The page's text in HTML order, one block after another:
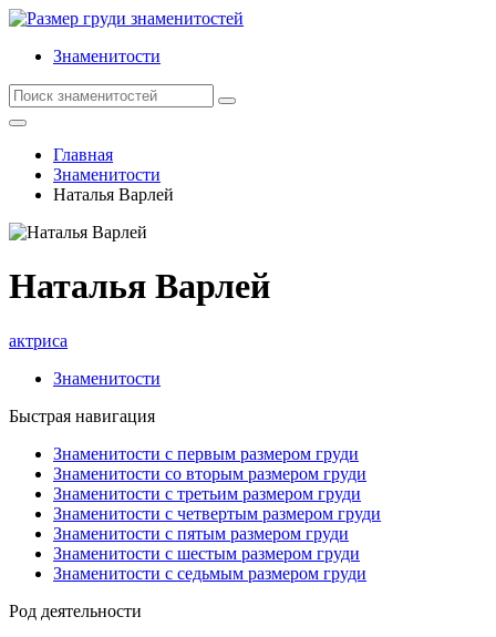
Знаменитости
Главная
Знаменитости
Наталья Варлей
Наталья Варлей
актриса
Знаменитости
Быстрая навигация
Знаменитости с первым размером груди
Знаменитости со вторым размером груди
Знаменитости с третьим размером груди
Знаменитости с четвертым размером груди
Знаменитости с пятым размером груди
Знаменитости с шестым размером груди
Знаменитости с седьмым размером груди
Род деятельности